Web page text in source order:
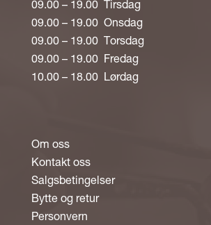
09.00 – 19.00 Tirsdag
09.00 – 19.00 Onsdag
09.00 – 19.00 Torsdag
09.00 – 19.00 Fredag
10.00 – 18.00 Lørdag
Om oss
Kontakt oss
Salgsbetingelser
Bytte og retur
Personvern